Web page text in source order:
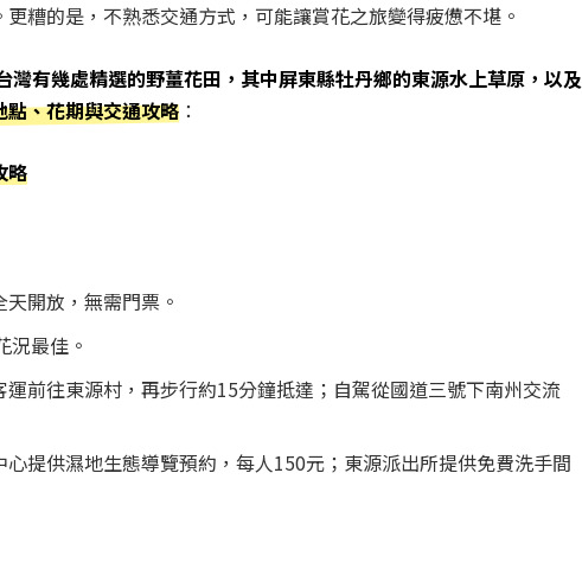
糟的是，不熟悉交通方式，可能讓賞花之旅變得疲憊不堪。
灣有幾處精選的野薑花田，其中屏東縣牡丹鄉的東源水上草原，以及
、花期與交通攻略 ：
略
開放，無需門票。
況最佳。
前往東源村，再步行約15分鐘抵達；自駕從國道三號下南州交流
心提供濕地生態導覽預約，每人150元；東源派出所提供免費洗手間